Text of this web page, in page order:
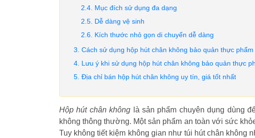
Mục đích sử dụng đa dạng
Dễ dàng vệ sinh
Kích thước nhỏ gọn di chuyển dễ dàng
Cách sử dụng hộp hút chân không bảo quản thực phẩm
Lưu ý khi sử dụng hộp hút chân không bảo quản thực
Địa chỉ bán hộp hút chân không uy tín, giá tốt nhất
Hộp hút chân không là sản phẩm chuyên dụng dùng
không thông thường. Một sản phẩm an toàn với sức
Tuy không tiết kiệm không gian như túi hút chân không